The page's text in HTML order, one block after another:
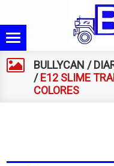
BULLYCAN /
/E12 SLIME
COLORES